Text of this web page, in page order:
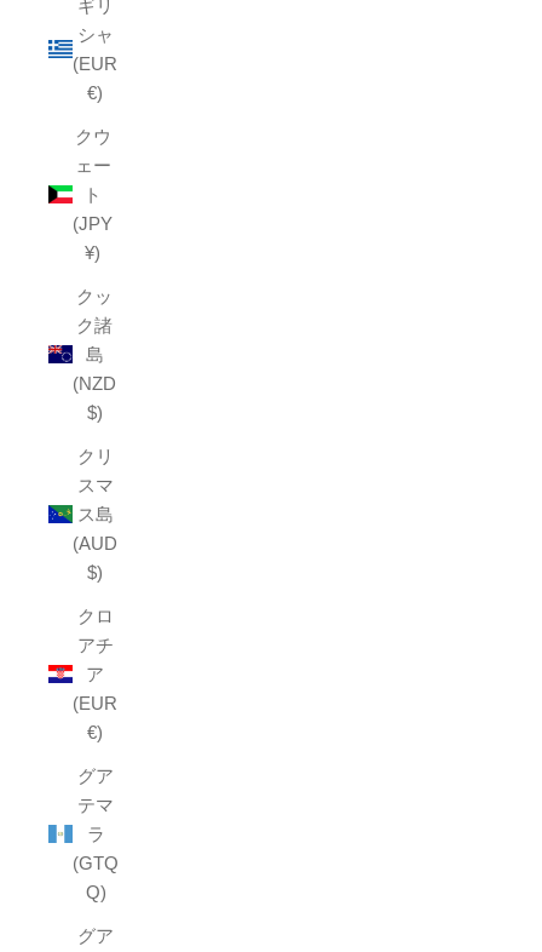
ギリ
シャ
(EUR
€)
クウ
ェー
ト
(JPY
¥)
クッ
ク諸
島
(NZD
$)
クリ
スマ
ス島
(AUD
$)
クロ
アチ
ア
(EUR
€)
グア
テマ
ラ
(GTQ
Q)
グア